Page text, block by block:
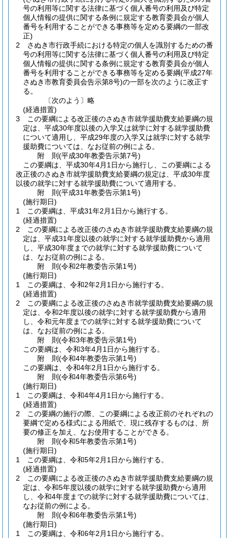
号の利用等に関する法律に基づく個人番号の利用及び特定
個人情報の提供に関する条例に規定する教育委員会が個人
番号を利用することができる事務等を定める要綱の一部改
正)
2
さぬき市行政手続における特定の個人を識別するための番
号の利用等に関する法律に基づく個人番号の利用及び特定
個人情報の提供に関する条例に規定する教育委員会が個人
番号を利用することができる事務等を定める要綱(平成27年
さぬき市教育委員会告示第8号)の一部を次のように改正す
る。
〔次のよう〕略
(経過措置)
3
この要綱による改正後のさぬき市就学援助費支給要綱の規
定は、平成30年度以後の入学又は就学に対する就学援助費
について適用し、平成29年度の入学又は就学に対する就学
援助費については、なお従前の例による。
附 則(平成30年教委告示第7号)
この要綱は、平成30年4月1日から施行し、この要綱による
改正後のさぬき市就学援助費支給要綱の規定は、平成30年度
以後の就学に対する就学援助費について適用する。
附 則(平成31年教委告示第1号)
(施行期日)
1
この要綱は、平成31年2月1日から施行する。
(経過措置)
2
この要綱による改正後のさぬき市就学援助費支給要綱の規
定は、平成31年度以後の就学に対する就学援助費から適用
し、平成30年度までの就学に対する就学援助費について
は、なお従前の例による。
附 則(令和2年教委告示第1号)
(施行期日)
1
この要綱は、令和2年2月1日から施行する。
(経過措置)
2
この要綱による改正後のさぬき市就学援助費支給要綱の規
定は、令和2年度以後の就学に対する就学援助費から適用
し、令和元年度までの就学に対する就学援助費について
は、なお従前の例による。
附 則(令和3年教委告示第1号)
この要綱は、令和3年4月1日から施行する。
附 則(令和4年教委告示第1号)
この要綱は、令和4年2月1日から施行する。
附 則(令和4年教委告示第6号)
(施行期日)
1
この要綱は、令和4年4月1日から施行する。
(経過措置)
2
この要綱の施行の際、この要綱による改正前のそれぞれの
要綱で定める様式による用紙で、現に残存するものは、所
要の修正を加え、なお使用することができる。
附 則(令和5年教委告示第1号)
(施行期日)
1
この要綱は、令和5年2月1日から施行する。
(経過措置)
2
この要綱による改正後のさぬき市就学援助費支給要綱の規
定は、令和5年度以後の就学に対する就学援助費から適用
し、令和4年度までの就学に対する就学援助費については、
なお従前の例による。
附 則(令和6年教委告示第1号)
(施行期日)
1
この要綱は、令和6年2月1日から施行する。